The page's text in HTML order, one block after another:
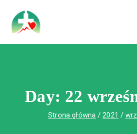
treści
Wojewódzki Szpital
Św. Rafała w
Day: 22
Strona główna 2021